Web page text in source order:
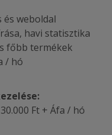
és weboldal
havi statisztika
főbb termékek
/ hó
Ft + Áfa / hó